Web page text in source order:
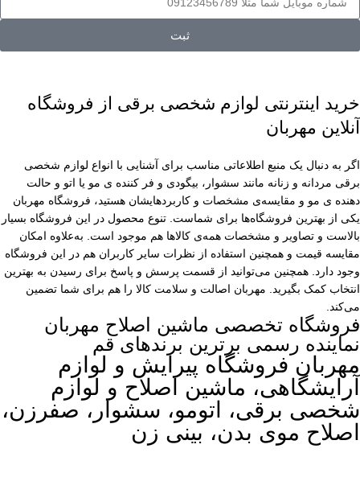
ثبت
خرید اینترنتی لوازم شخصی برقی از فروشگاه
آنلاین مهربان
اگر به دنبال یک منبع اطلاعاتی مناسب برای آشنایی با انواع لوازم شخصی
برقی مردانه و زنانه مانند سشوار، بیگودی و فر کننده ی مو یا اتو و حالت
دهنده ی مو و مقایسه‌ی مشخصات و کاربردهایشان هستید، فروشگاه مهربان
یکی از بهترین فروشگاه‌ها برای شماست. تنوع محصول در این فروشگاه بسیار
بالاست و تصاویر و مشخصات همه‌ی کالاها هم موجود است. به‌علاوه امکان
مقایسه قیمت و همچنین استفاده از نظرات سایر کاربران هم در این فروشگاه
وجود دارد. همچنین می‌توانید از قسمت پرسش و پاسخ برای رسیدن به بهترین
انتخاب کمک بگیرید. مهربان اصالت و سلامت کالا را هم برای شما تضمین
می‌کند.
فروشگاه تخصصی ماشین اصلاح مهربان
نماینده رسمی برترین برندهای قم
مهربان فروشگاه پیرایش و لوازم
آرایشگاهی، ماشین اصلاح و لوازم
شخصی برقی، اتومو، سشوار، صفرزن،
اصلاح موی بدن، بینی زن